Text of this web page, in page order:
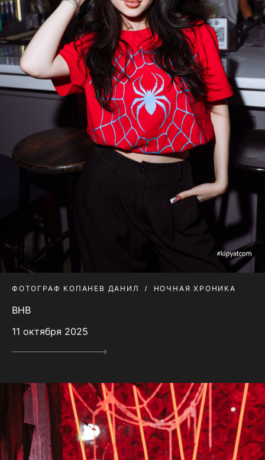
ФОТОГРАФ КОПАНЕВ ДАНИЛ НОЧНАЯ ХРОНИКА
BHB
11 октября 2025